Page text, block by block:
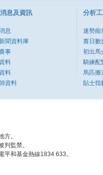
息及資訊
息
聞資料庫
事
料
料
資料
分析
速勢能
賽日數
初出馬
騎練配
馬匹搬
貼士指
方。
判監禁。
平和基金熱線1834 633。